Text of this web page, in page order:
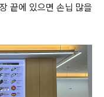
끝에 있으면 손닙 많을